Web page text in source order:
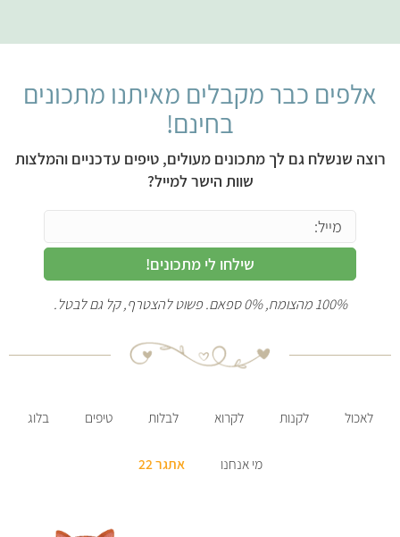
אלפים כבר מקבלים מאיתנו מתכונים
בחינם!
רוצה שנשלח גם לך מתכונים מעולים, טיפים עדכניים והמלצות
שוות הישר למייל?
שילחו לי מתכונים!
100% מהצומח, 0% ספאם. פשוט להצטרף, קל גם לבטל.
לאכול לקנות לקרוא לבלות טיפים בלוג
מי אנחנו אתגר 22